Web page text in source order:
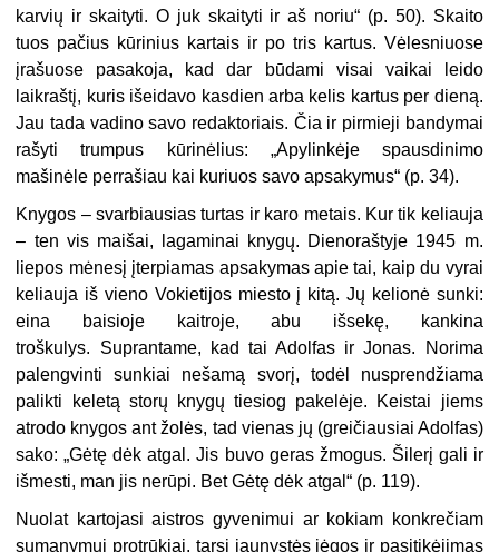
karvių ir skaityti. O juk skaityti ir aš noriu“ (p. 50). Skaito
tuos pačius kūrinius kartais ir po tris kartus. Vėlesniuose
įrašuose pasakoja, kad dar būdami visai vaikai leido
laikraštį, kuris išeidavo kasdien arba kelis kartus per dieną.
Jau tada vadino savo redaktoriais. Čia ir pirmieji bandymai
rašyti trumpus kūrinėlius: „Apylinkėje spausdinimo
mašinėle perrašiau kai kuriuos savo apsakymus“ (p. 34).
Knygos – svarbiausias turtas ir karo metais. Kur tik keliauja
– ten vis maišai, lagaminai knygų. Dienoraštyje 1945 m.
liepos mėnesį įterpiamas apsakymas apie tai, kaip du vyrai
keliauja iš vieno Vokietijos miesto į kitą. Jų kelionė sunki:
eina baisioje kaitroje, abu išsekę, kankina
troškulys. Suprantame, kad tai Adolfas ir Jonas. Norima
palengvinti sunkiai nešamą svorį, todėl nusprendžiama
palikti keletą storų knygų tiesiog pakelėje. Keistai jiems
atrodo knygos ant žolės, tad vienas jų (greičiausiai Adolfas)
sako: „Gėtę dėk atgal. Jis buvo geras žmogus. Šilerį gali ir
išmesti, man jis nerūpi. Bet Gėtę dėk atgal“ (p. 119).
Nuolat kartojasi aistros gyvenimui ar kokiam konkrečiam
sumanymui protrūkiai, tarsi jaunystės jėgos ir pasitikėjimas